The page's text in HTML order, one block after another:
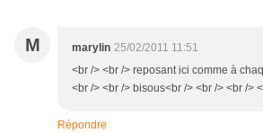
M marylin 25/02/2011 11:51
<br /> <br /> reposant ici comme à
<br /> <br /> bisous<br /> <br /> <br />
Répondre